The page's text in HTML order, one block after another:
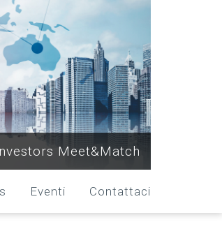
Meet&Match
Eventi Contattaci